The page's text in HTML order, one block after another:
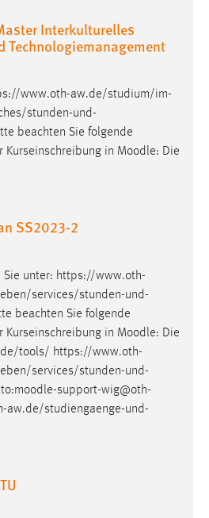
Interkulturelles
Technologiemanagement
www.oth-aw.de/studium/im-
stunden-und-
beachten Sie folgende
Kurseinschreibung in Moodle: Die
SS2023-2
Sie unter: https://www.oth-
services/stunden-und-
beachten Sie folgende
Kurseinschreibung in Moodle: Die
tools/ https://www.oth-
services/stunden-und-
support-wig@oth-
aw.de/studiengaenge-und-